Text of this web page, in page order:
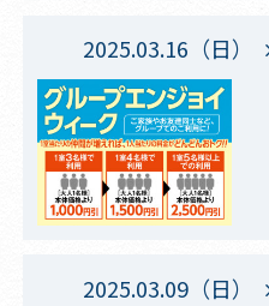
2025.03.16（日）
2025.03.09（日）